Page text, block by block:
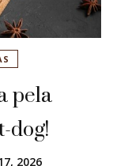
pela
2026